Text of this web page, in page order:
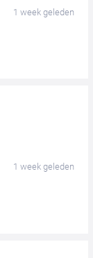
1 week geleden
1 week geleden